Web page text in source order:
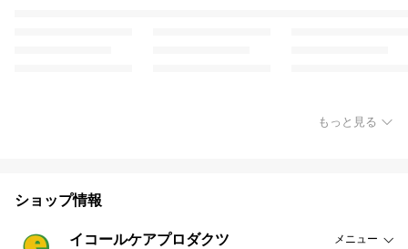
もっと見る
ショップ情報
イコールケアプロダクツ メニュー